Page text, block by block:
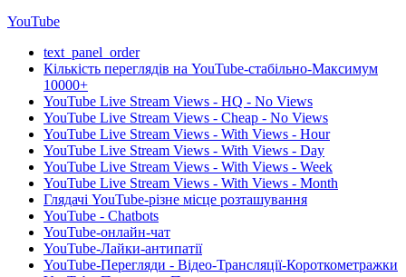
YouTube
text_panel_order
Кількість переглядів на YouTube-стабільно-Максимум
10000+
YouTube Live Stream Views - HQ - No Views
YouTube Live Stream Views - Cheap - No Views
YouTube Live Stream Views - With Views - Hour
YouTube Live Stream Views - With Views - Day
YouTube Live Stream Views - With Views - Week
YouTube Live Stream Views - With Views - Month
Глядачі YouTube-різне місце розташування
YouTube - Chatbots
YouTube-онлайн-чат
YouTube-Лайки-антипатії
YouTube-Перегляди - Відео-Трансляції-Короткометражки